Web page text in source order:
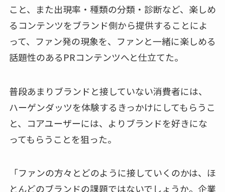
こと、また出現率・種類の分類・診断など、楽しめ
るコンテンツをブランド側から提供することによ
って、ファン発の現象を、ファンと一緒に楽しめる
話題性のあるPRコンテンツへと仕立てた。
普段あまりブランドと接していない消費者には、
ハーゲンダッツを体験するきっかけにしてもらうこ
と、コアユーザーには、よりブランドを好きにな
ってもらうことを狙った。
「ファンの方々とどのように接していくのかは、ほ
とんどのブランドの課題ではないでしょうか。企業